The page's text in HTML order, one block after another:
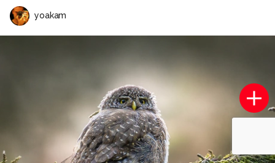
yoakam